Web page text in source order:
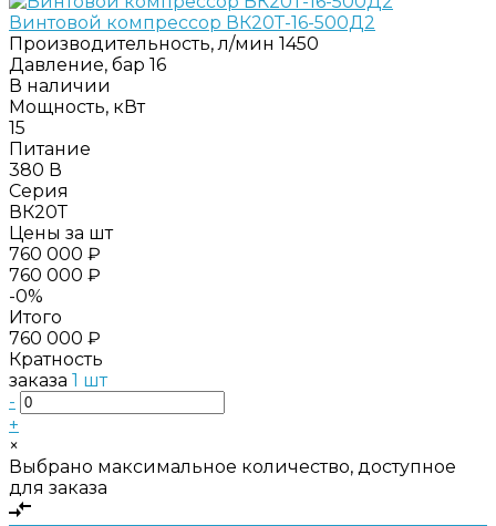
Винтовой компрессор ВК20Т-16-500Д2
Производительность, л/мин 1450
Давление, бар 16
В наличии
Мощность, кВт
15
Питание
380 В
Серия
ВК20Т
Цены за шт
760 000 ₽
760 000 ₽
-0%
Итого
760 000 ₽
Кратность
заказа 1 шт
-
+
×
Выбрано максимальное количество, доступное
для заказа